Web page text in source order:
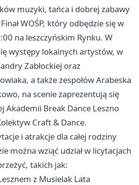
muzyki, tańca i dobrej zabawy
WOŚP, który odbędzie się w
na leszczyńskim Rynku. W
występy lokalnych artystów, w
Zabłockiej oraz
a także zespołów Arabeska
na scenie zaprezentują się
Akademii Break Dance Leszno
Craft & Dance.
i atrakcje dla całej rodziny
można wziąć udział w licytacjach
takich jak:
z Musielak Lata